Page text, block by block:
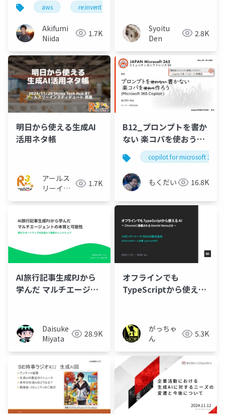
aws re:invent
Akifumi
Niida
1.7K
Syoitu
Den
2.8K
明日から使える生成AI
活用ネタ帳
アールス
リーイン
1.7K
B12_プロンプトを書か
ない 楽コパを使おう
(Microsoft 365
Copilot )
copilot for microsoft 365
もくだい 16.8K
AI旅行記事生成PJから
学んだ マルチエージェ
成ＡＩ開発ナレッジシ
ェア-
Daisuke
Miyata
28.9K
オフラインでも
TypeScriptから使える
~
がっちゃ
ん
5.3K